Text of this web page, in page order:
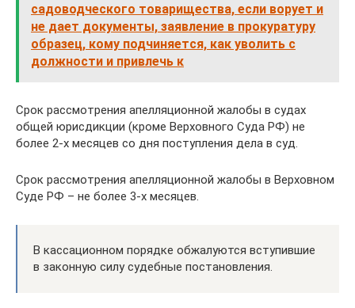
садоводческого товарищества, если ворует и
не дает документы, заявление в прокуратуру
образец, кому подчиняется, как уволить с
должности и привлечь к
Срок рассмотрения апелляционной жалобы в судах
общей юрисдикции (кроме Верховного Суда РФ) не
более 2-х месяцев со дня поступления дела в суд.
Срок рассмотрения апелляционной жалобы в Верховном
Суде РФ – не более 3-х месяцев.
В кассационном порядке обжалуются вступившие
в законную силу судебные постановления.